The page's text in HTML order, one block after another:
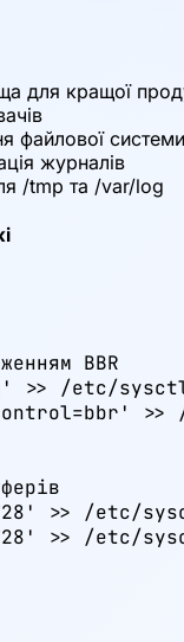
для кращої
файлової
журналів
/tmp та /var/log
BBR
>> /etc/
>> /etc/
>> /etc/